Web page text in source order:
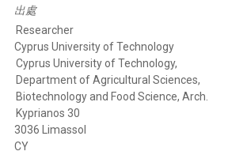
出處
Researcher
Cyprus University of Technology
Cyprus University of Technology,
Department of Agricultural Sciences,
Biotechnology and Food Science, Arch.
Kyprianos 30
3036 Limassol
CY